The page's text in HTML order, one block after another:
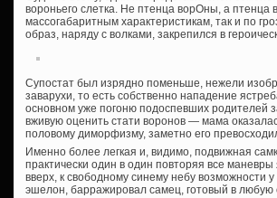
вороньего слетка. Не птенца ворОны, а птенца
массогабаритным характеристикам, так и по
образ, наряду с волками, закрепился в
Супостат был изрядно поменьше, нежели
заварухи, то есть собственно нападение
основном уже погоню подоспевших родителей
вживую оценить стати воронов — мама
половому диморфизму, заметно его
Именно более легкая и, видимо, подвижная
практически один в один повторяя все
вверх, к свободному синему небу возможности
эшелон, барражировал самец, готовый в любую